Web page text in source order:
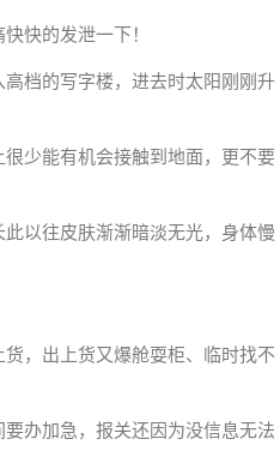
快的发泄一下！
档的写字楼，进去时太阳刚刚升
少能有机会接触到地面，更不要
以往皮肤渐渐暗淡无光，身体慢
，出上货又爆舱耍柜、临时找不
办加急，报关还因为没信息无法